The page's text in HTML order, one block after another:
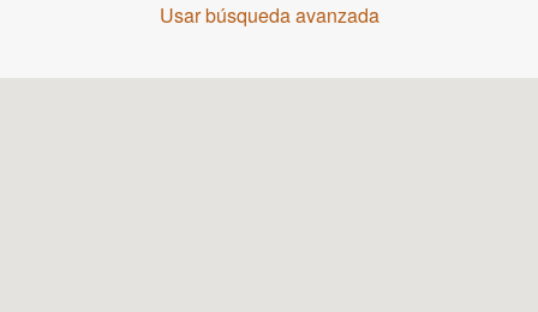
Usar búsqueda avanzada